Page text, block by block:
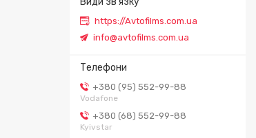
https://Avtofilms.com.ua
info@avtofilms.com.ua
+380 (95) 552-99-88
Vodafone
+380 (68) 552-99-88
Kyivstar